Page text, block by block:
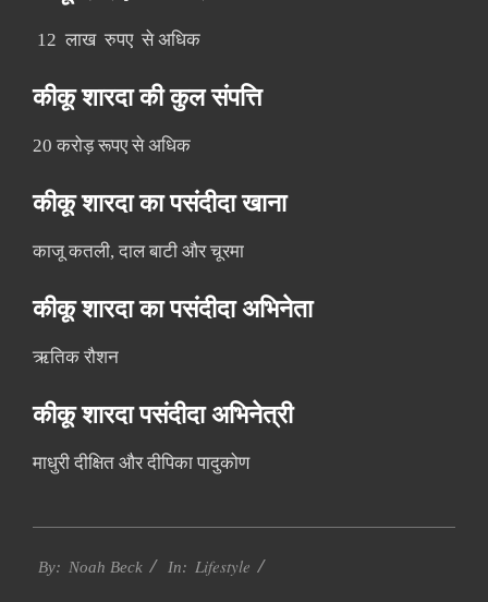
12 लाख रुपए से अधिक
कीकू शारदा की कुल संपत्ति
20 करोड़ रूपए से अधिक
कीकू शारदा का पसंदीदा खाना
काजू कतली, दाल बाटी और चूरमा
कीकू शारदा का पसंदीदा अभिनेता
ऋतिक रौशन
कीकू शारदा पसंदीदा अभिनेत्री
माधुरी दीक्षित और दीपिका पादुकोण
10-
By: Noah Beck In: Lifestyle